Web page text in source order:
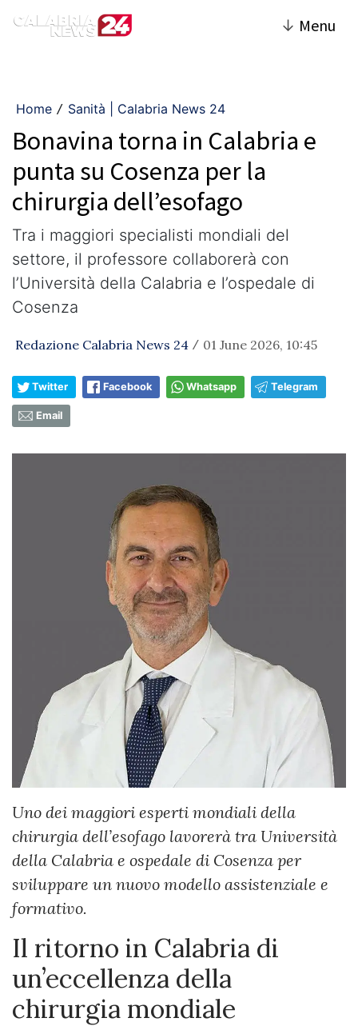
↓ Menu
Home / Sanità | Calabria News 24
Bonavina torna in Calabria e
punta su Cosenza per la
chirurgia dell’esofago
Tra i maggiori specialisti mondiali del
settore, il professore collaborerà con
l’Università della Calabria e l’ospedale di
Cosenza
Redazione Calabria News 24 / 01 June 2026, 10:45
Twitter Facebook Whatsapp Telegram
Email
Uno dei maggiori esperti mondiali della
chirurgia dell’esofago lavorerà tra Università
della Calabria e ospedale di Cosenza per
sviluppare un nuovo modello assistenziale e
formativo.
Il ritorno in Calabria di
un’eccellenza della
chirurgia mondiale